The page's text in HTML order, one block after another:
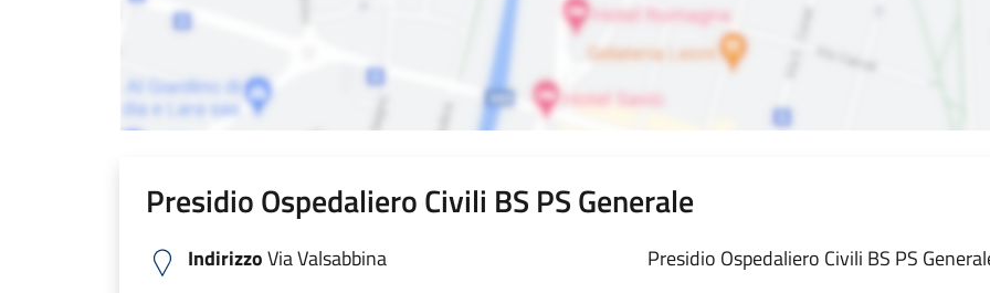
Presidio Ospedaliero Civili BS PS Generale
IndirizzoVia Valsabbina Presidio Ospedaliero Civili BS PS